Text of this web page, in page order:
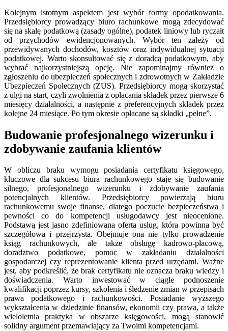
Kolejnym istotnym aspektem jest wybór formy opodatkowania.
Przedsiębiorcy prowadzący biuro rachunkowe mogą zdecydować
się na skalę podatkową (zasady ogólne), podatek liniowy lub ryczałt
od przychodów ewidencjonowanych. Wybór ten zależy od
przewidywanych dochodów, kosztów oraz indywidualnej sytuacji
podatkowej. Warto skonsultować się z doradcą podatkowym, aby
wybrać najkorzystniejszą opcję. Nie zapominajmy również o
zgłoszeniu do ubezpieczeń społecznych i zdrowotnych w Zakładzie
Ubezpieczeń Społecznych (ZUS). Przedsiębiorcy mogą skorzystać
z ulgi na start, czyli zwolnienia z opłacania składek przez pierwsze 6
miesięcy działalności, a następnie z preferencyjnych składek przez
kolejne 24 miesiące. Po tym okresie opłacane są składki „pełne”.
Budowanie profesjonalnego wizerunku i
zdobywanie zaufania klientów
W obliczu braku wymogu posiadania certyfikatu księgowego,
kluczowe dla sukcesu biura rachunkowego staje się budowanie
silnego, profesjonalnego wizerunku i zdobywanie zaufania
potencjalnych klientów. Przedsiębiorcy powierzają biuru
rachunkowemu swoje finanse, dlatego poczucie bezpieczeństwa i
pewności co do kompetencji usługodawcy jest nieocenione.
Podstawą jest jasno zdefiniowana oferta usług, która powinna być
szczegółowa i przejrzysta. Obejmuje ona nie tylko prowadzenie
ksiąg rachunkowych, ale także obsługę kadrowo-płacową,
doradztwo podatkowe, pomoc w zakładaniu działalności
gospodarczej czy reprezentowanie klienta przed urzędami. Ważne
jest, aby podkreślić, że brak certyfikatu nie oznacza braku wiedzy i
doświadczenia. Warto inwestować w ciągłe podnoszenie
kwalifikacji poprzez kursy, szkolenia i śledzenie zmian w przepisach
prawa podatkowego i rachunkowości. Posiadanie wyższego
wykształcenia w dziedzinie finansów, ekonomii czy prawa, a także
wieloletnia praktyka w obszarze księgowości, mogą stanowić
solidny argument przemawiający za Twoimi kompetencjami.